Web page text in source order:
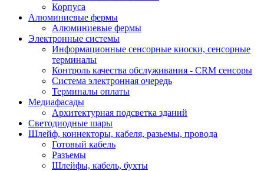
Корпуса
Алюминиевые фермы
Алюминиевые фермы
Электронные системы
Информационные сенсорные киоски, сенсорные
терминалы
Контроль качества обслуживания - CRM сенсоры
Система электронная очередь
Терминалы оплаты
Медиафасады
Архитектурная подсветка зданий
Светодиодные шары
Шлейф, коннекторы, кабеля, разьемы, провода
Готовый кабель
Разъемы
Шлейфы, кабель, бухты